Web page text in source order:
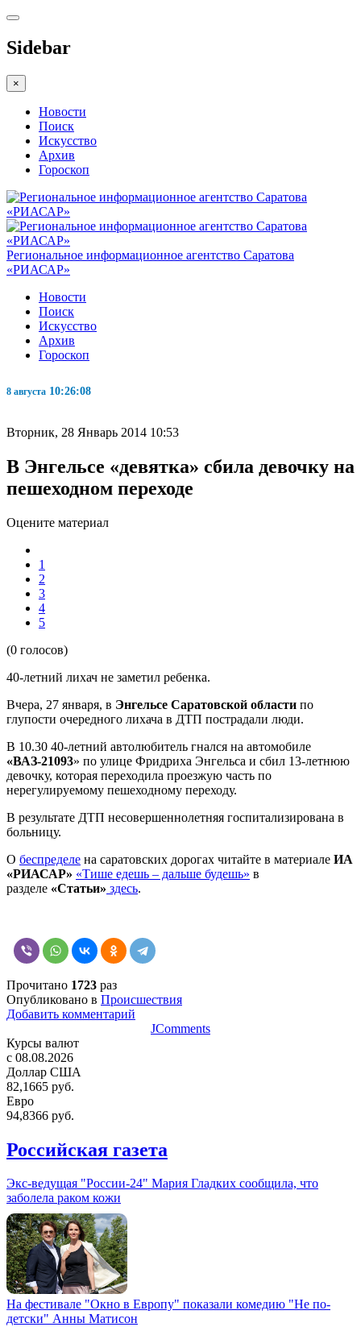
Sidebar
×
Новости
Поиск
Искусство
Архив
Гороскоп
Региональное информационное агентство Саратова
«РИАСАР»
Новости
Поиск
Искусство
Архив
Гороскоп
8 августа 10:26:08
Вторник, 28 Январь 2014 10:53
В Энгельсе «девятка» сбила девочку на
пешеходном переходе
Оцените материал
1
2
3
4
5
(0 голосов)
40-летний лихач не заметил ребенка.
Вчера, 27 января, в Энгельсе Саратовской области по
глупости очередного лихача в ДТП пострадали люди.
В 10.30 40-летний автолюбитель гнался на автомобиле
«ВАЗ-21093» по улице Фридриха Энгельса и сбил 13-летнюю
девочку, которая переходила проезжую часть по
нерегулируемому пешеходному переходу.
В результате ДТП несовершеннолетняя госпитализирована в
больницу.
О беспределе на саратовских дорогах читайте в материале ИА
«РИАСАР» «Тише едешь – дальше будешь» в
разделе «Статьи» здесь.
Прочитано 1723 раз
Опубликовано в Происшествия
Добавить комментарий
JComments
Курсы валют
c 08.08.2026
Доллар США
82,1665 руб.
Евро
94,8366 руб.
Российская газета
Экс-ведущая "России-24" Мария Гладких сообщила, что
заболела раком кожи
На фестивале "Окно в Европу" показали комедию "Не по-
детски" Анны Матисон